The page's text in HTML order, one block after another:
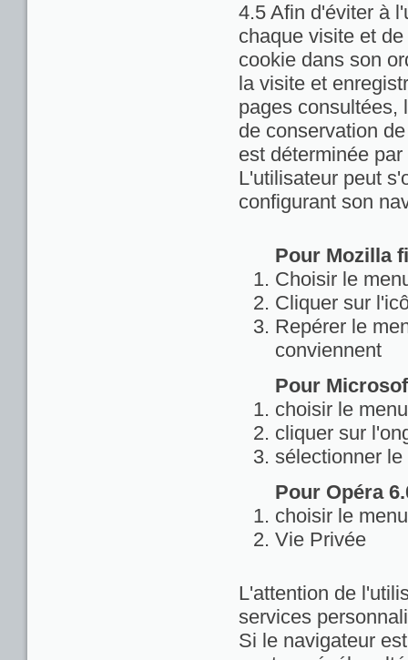
4.5 Afin d'éviter à
chaque visite et
cookie dans son
la visite et
pages consultées,
de conservation
est déterminée
L'utilisateur peut
configurant son
Pour Mozilla
Choisir le
Cliquer sur
Repérer le
conviennent
Pour
choisir le
cliquer sur
sélectionner
Pour Opéra
choisir le
Vie Privée
L'attention de
services
Si le navigateur